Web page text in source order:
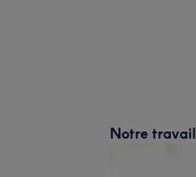
Notre travail